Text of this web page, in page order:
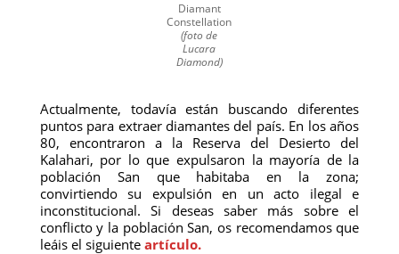
Diamant
Constellation
(foto de
Lucara
Diamond)
Actualmente, todavía están buscando diferentes
puntos para extraer diamantes del país. En los años
80, encontraron a la Reserva del Desierto del
Kalahari, por lo que expulsaron la mayoría de la
población San que habitaba en la zona;
convirtiendo su expulsión en un acto ilegal e
inconstitucional. Si deseas saber más sobre el
conflicto y la población San, os recomendamos que
leáis el siguiente artículo.